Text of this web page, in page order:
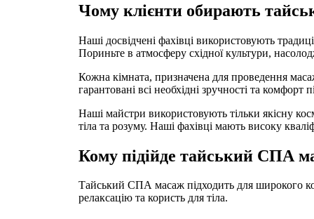
Чому клієнти обирають
Наші досвідчені фахівці використовують
Пориньте в атмосферу східної культури,
Кожна кімната, призначена для проведення
гарантовані всі необхідні зручності та комфорт
Наші майстри використовують тільки якісну
тіла та розуму. Наші фахівці мають високу
Кому підійде тайський СПА
Тайський СПА масаж підходить для широкого
релаксацію та користь для тіла.